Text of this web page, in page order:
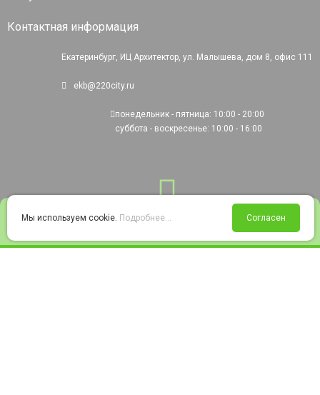
Войти Избранное Корзина
Контактная информация
Екатеринбург, ИЦ Архитектор, ул. Малышева, дом 8, офис 111
ekb@220city.ru
понедельник - пятница: 10:00 - 20:00
суббота - воскресенье: 10:00 - 16:00
Мы используем cookie. Подробнее... Согласен